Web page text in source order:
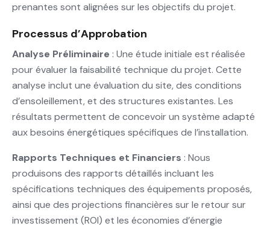
prenantes sont alignées sur les objectifs du projet.
Processus d’Approbation
Analyse Préliminaire : Une étude initiale est réalisée
pour évaluer la faisabilité technique du projet. Cette
analyse inclut une évaluation du site, des conditions
d’ensoleillement, et des structures existantes. Les
résultats permettent de concevoir un système adapté
aux besoins énergétiques spécifiques de l’installation.
Rapports Techniques et Financiers : Nous
produisons des rapports détaillés incluant les
spécifications techniques des équipements proposés,
ainsi que des projections financières sur le retour sur
investissement (ROI) et les économies d’énergie